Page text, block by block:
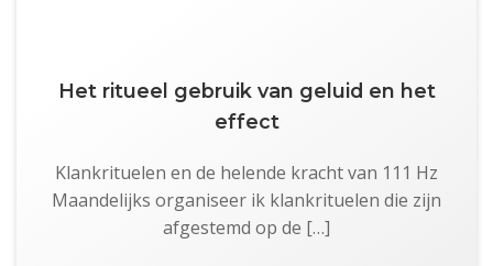
Het ritueel gebruik van geluid en het
effect
Klankrituelen en de helende kracht van 111 Hz
Maandelijks organiseer ik klankrituelen die zijn
afgestemd op de […]